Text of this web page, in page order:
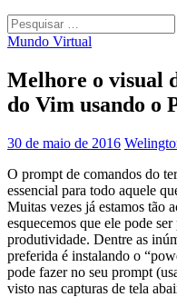
Pesquisar
por:
Mundo Virtual
Melhore o visual
do Vim usando o
30 de maio de 2016
O prompt de comandos do
essencial para todo aquele
Muitas vezes já estamos tão
esquecemos que ele pode
produtividade. Dentre as
preferida é instalando o
pode fazer no seu prompt
visto nas capturas de tela